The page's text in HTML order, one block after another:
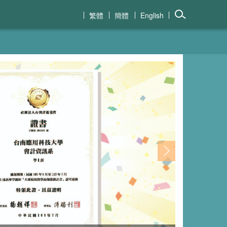
繁體 簡體 English